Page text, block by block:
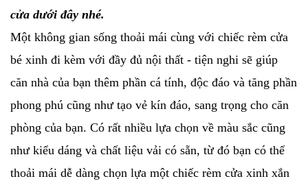
cửa dưới đây nhé.
Một không gian sống thoải mái cùng với chiếc rèm cửa
bé xinh đi kèm với đầy đủ nội thất - tiện nghi sẽ giúp
căn nhà của bạn thêm phần cá tính, độc đáo và tăng phần
phong phú cũng như tạo vẻ kín đáo, sang trọng cho căn
phòng của bạn. Có rất nhiều lựa chọn về màu sắc cũng
như kiểu dáng và chất liệu vải có sẵn, từ đó bạn có thể
thoải mái dễ dàng chọn lựa một chiếc rèm cửa xinh xắn